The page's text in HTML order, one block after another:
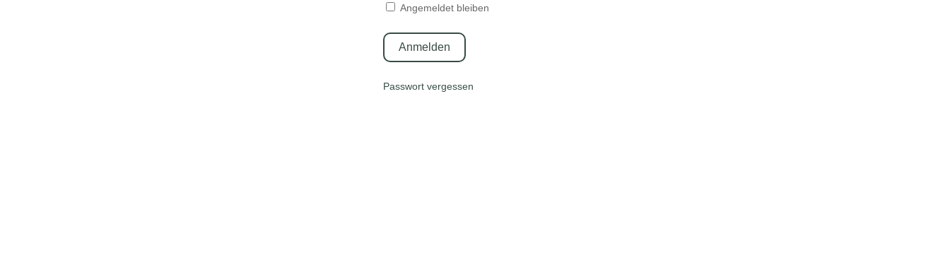
Angemeldet bleiben
Passwort vergessen